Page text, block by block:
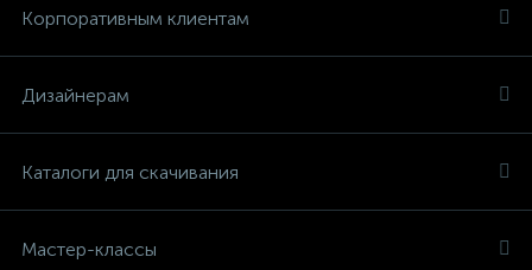
Корпоративным клиентам
Дизайнерам
Каталоги для скачивания
Мастер-классы